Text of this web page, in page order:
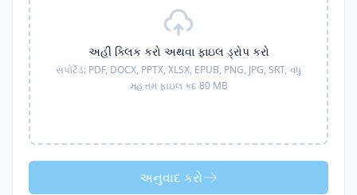
અહીં ક્લિક કરો અથવા ફાઇલ ડ્રોપ કરો
સપોર્ટેડ: PDF, DOCX, PPTX, XLSX, EPUB, PNG, JPG, SRT, વધુ
મહત્તમ ફાઇલ કદ 80 MB
અનુવાદ કરો